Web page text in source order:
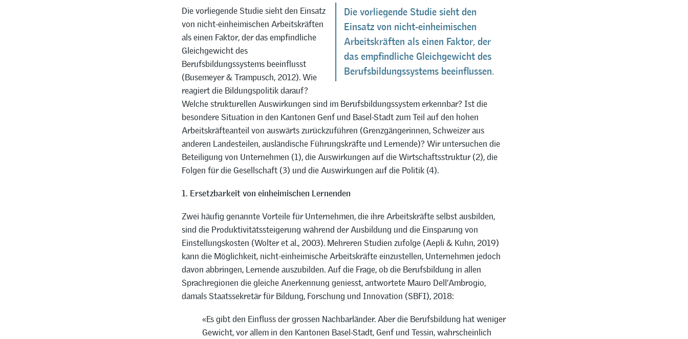
Die vorliegende Studie sieht den
Einsatz von nicht-einheimischen
Arbeitskräften als einen Faktor, der
das empfindliche Gleichgewicht des
Berufsbildungssystems beeinflussen.
Die vorliegende Studie sieht den Einsatz
von nicht-einheimischen Arbeitskräften
als einen Faktor, der das empfindliche
Gleichgewicht des
Berufsbildungssystems beeinflusst
(Busemeyer & Trampusch, 2012). Wie
reagiert die Bildungspolitik darauf?
Welche strukturellen Auswirkungen sind im Berufsbildungssystem erkennbar? Ist die
besondere Situation in den Kantonen Genf und Basel-Stadt zum Teil auf den hohen
Arbeitskräfteanteil von auswärts zurückzuführen (Grenzgängerinnen, Schweizer aus
anderen Landesteilen, ausländische Führungskräfte und Lernende)? Wir untersuchen die
Beteiligung von Unternehmen (1), die Auswirkungen auf die Wirtschaftsstruktur (2), die
Folgen für die Gesellschaft (3) und die Auswirkungen auf die Politik (4).
1. Ersetzbarkeit von einheimischen Lernenden
Zwei häufig genannte Vorteile für Unternehmen, die ihre Arbeitskräfte selbst ausbilden,
sind die Produktivitätssteigerung während der Ausbildung und die Einsparung von
Einstellungskosten (Wolter et al., 2003). Mehreren Studien zufolge (Aepli & Kuhn, 2019)
kann die Möglichkeit, nicht-einheimische Arbeitskräfte einzustellen, Unternehmen jedoch
davon abbringen, Lernende auszubilden. Auf die Frage, ob die Berufsbildung in allen
Sprachregionen die gleiche Anerkennung geniesst, antwortete Mauro Dell’Ambrogio,
damals Staatssekretär für Bildung, Forschung und Innovation (SBFI), 2018:
«Es gibt den Einfluss der grossen Nachbarländer. Aber die Berufsbildung hat weniger
Gewicht, vor allem in den Kantonen Basel-Stadt, Genf und Tessin, wahrscheinlich